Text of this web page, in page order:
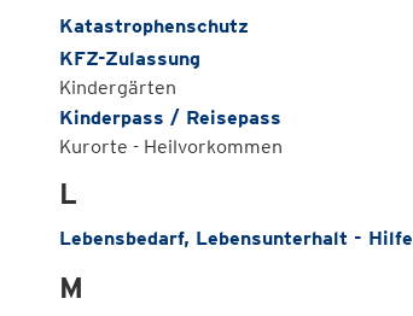
Katastrophenschutz
KFZ-Zulassung
Kindergärten
Kinderpass / Reisepass
Kurorte - Heilvorkommen
L
Lebensbedarf, Lebensunterhalt - Hilfe
M